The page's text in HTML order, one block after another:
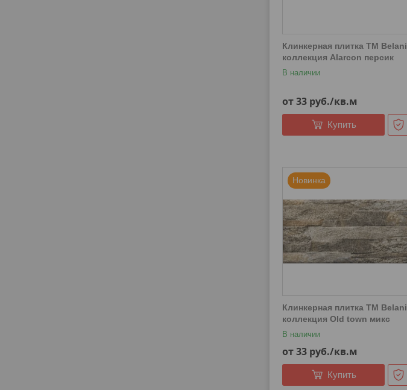
Клинкерная плитка ТМ Belani
коллекция Alarcon персик
В наличии
от 33 руб./кв.м
Купить
Новинка
Клинкерная плитка ТМ Belani
коллекция Old town микс
В наличии
от 33 руб./кв.м
Купить